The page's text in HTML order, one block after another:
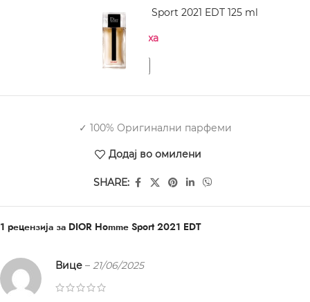
DIOR Homme Sport 2021 EDT 125 ml
Нема на залиха
✓ 100% Оригинални парфеми
Додај во омилени
SHARE:
1 рецензија за DIOR Homme Sport 2021 EDT
Вице – 21/06/2025